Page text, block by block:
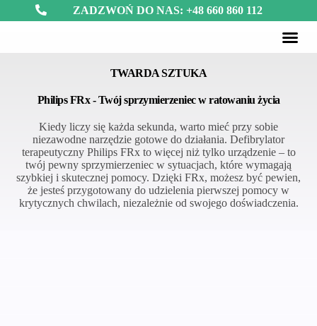
ZADZWOŃ DO NAS: +48 660 860 112
TWARDA SZTUKA
Philips FRx - Twój sprzymierzeniec w ratowaniu życia
Kiedy liczy się każda sekunda, warto mieć przy sobie
niezawodne narzędzie gotowe do działania. Defibrylator
terapeutyczny Philips FRx to więcej niż tylko urządzenie – to
twój pewny sprzymierzeniec w sytuacjach, które wymagają
szybkiej i skutecznej pomocy. Dzięki FRx, możesz być pewien,
że jesteś przygotowany do udzielenia pierwszej pomocy w
krytycznych chwilach, niezależnie od swojego doświadczenia.